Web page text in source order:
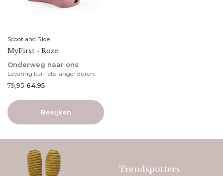
Scoot and Ride
MyFirst - Roze
Onderweg naar ons
Levering kan iets langer duren
79,95 64,95
Bekijken
Trendspotters